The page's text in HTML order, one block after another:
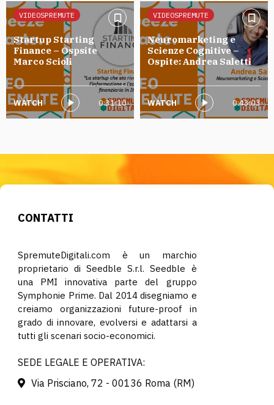
VIDEOSPREMUTE
Startup Starting
Finance – Ospsite
Marco Scioli
WATCH 0:31:10
VIDEOSPREMUTE
Neuromarketing e
Scienze Cognitive –
Ospite: Andrea Saletti
WATCH 0:43:03
CONTATTI
SpremuteDigitali.com è un marchio
proprietario di Seedble S.r.l. Seedble è
una PMI innovativa parte del gruppo
Symphonie Prime. Dal 2014 disegniamo e
creiamo organizzazioni future-proof in
grado di innovare, evolversi e adattarsi a
tutti gli scenari socio-economici.
SEDE LEGALE E OPERATIVA:
Via Prisciano, 72 - 00136 Roma (RM)